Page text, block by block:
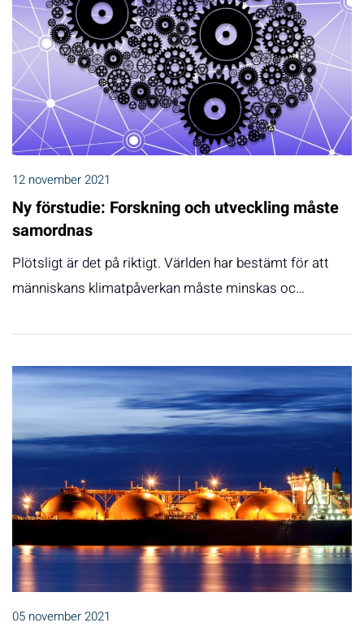
12 november 2021
Ny förstudie: Forskning och utveckling måste
samordnas
Plötsligt är det på riktigt. Världen har bestämt för att
människans klimatpåverkan måste minskas oc…
05 november 2021